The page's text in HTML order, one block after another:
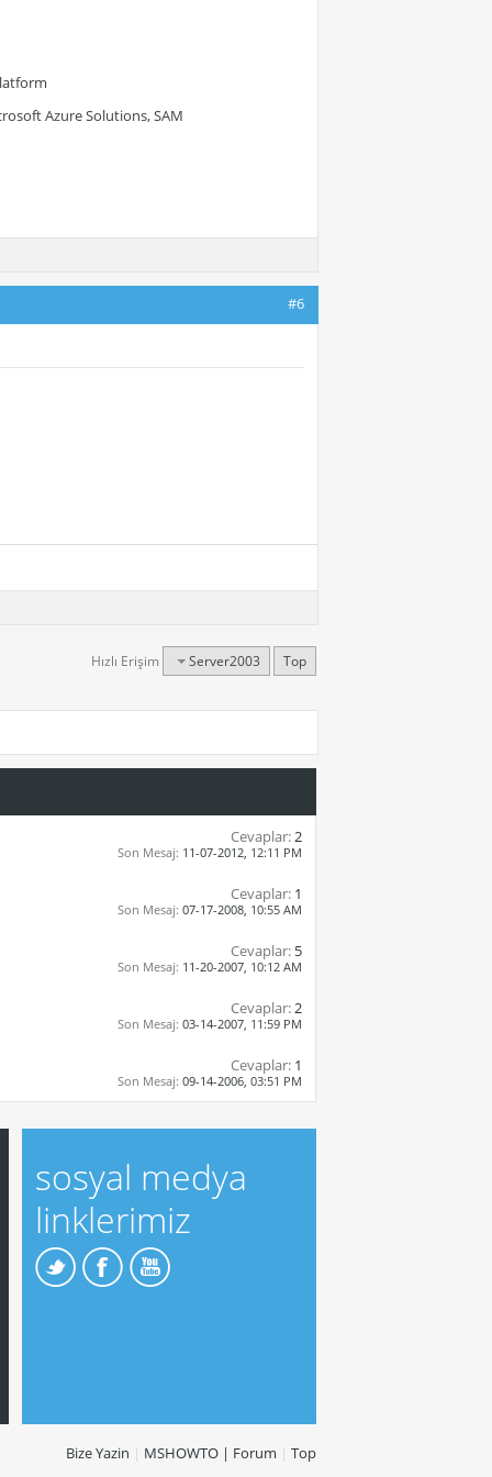
Azure Solutions, SAM
#6
Hızlı Erişim Server2003 Top
Cevaplar:2
Son Mesaj: 11-07-2012, 12:11 PM
Cevaplar: 1
Son Mesaj: 07-17-2008, 10:55 AM
Cevaplar: 5
Son Mesaj: 11-20-2007, 10:12 AM
Cevaplar:2
Son Mesaj: 03-14-2007, 11:59 PM
Cevaplar: 1
Son Mesaj: 09-14-2006, 03:51 PM
sosyal medya
linklerimiz
Bize Yazin | MSHOWTO | Forum | Top